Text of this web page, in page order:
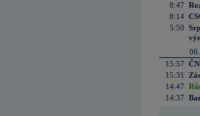
8:47
8:14
5:50
15:57
15:31
14:47
14:37